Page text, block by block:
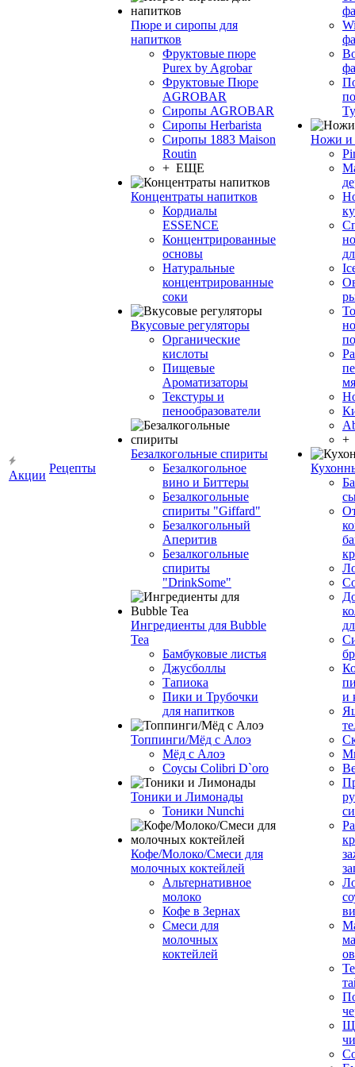
Акции
Рецепты
Пюре и сиропы для
напитков
Фруктовые пюре
Purex by Agrobar
Фруктовые Пюре
AGROBAR
Сиропы AGROBAR
Сиропы Herbarista
Сиропы 1883 Maison
Routin
+ ЕЩЕ
Концентраты напитков
Кордиалы
ESSENCE
Концентрированные
основы
Натуральные
концентрированные
соки
Вкусовые регуляторы
Органические
кислоты
Пищевые
Ароматизаторы
Текстуры и
пенообразователи
Безалкогольные спириты
Безалкогольное
вино и Биттеры
Безалкогольные
спириты "Giffard"
Безалкогольный
Аперитив
Безалкогольные
спириты
"DrinkSome"
Ингредиенты для Bubble
Tea
Бамбуковые листья
Джусболлы
Тапиока
Пики и Трубочки
для напитков
Топпинги/Мёд с Алоэ
Мёд с Алоэ
Соусы Colibri D`oro
Тоники и Лимонады
Тоники Nunchi
Кофе/Молоко/Смеси для
молочных коктейлей
Альтернативное
молоко
Кофе в Зернах
Смеси для
молочных
коктейлей
Ножи и
+
и